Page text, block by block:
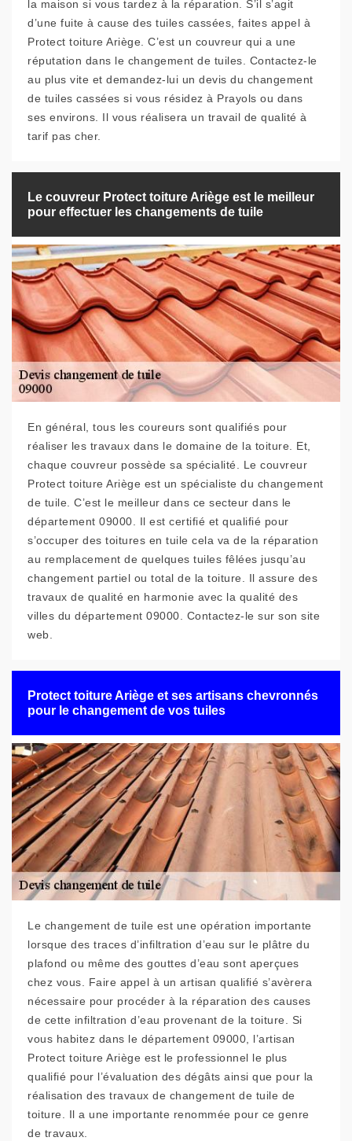
la maison si vous tardez à la réparation. S’il s’agit
d’une fuite à cause des tuiles cassées, faites appel à
Protect toiture Ariège. C’est un couvreur qui a une
réputation dans le changement de tuiles. Contactez-le
au plus vite et demandez-lui un devis du changement
de tuiles cassées si vous résidez à Prayols ou dans
ses environs. Il vous réalisera un travail de qualité à
tarif pas cher.
Le couvreur Protect toiture Ariège est le meilleur
pour effectuer les changements de tuile
En général, tous les coureurs sont qualifiés pour
réaliser les travaux dans le domaine de la toiture. Et,
chaque couvreur possède sa spécialité. Le couvreur
Protect toiture Ariège est un spécialiste du changement
de tuile. C’est le meilleur dans ce secteur dans le
département 09000. Il est certifié et qualifié pour
s’occuper des toitures en tuile cela va de la réparation
au remplacement de quelques tuiles fêlées jusqu’au
changement partiel ou total de la toiture. Il assure des
travaux de qualité en harmonie avec la qualité des
villes du département 09000. Contactez-le sur son site
web.
Protect toiture Ariège et ses artisans chevronnés
pour le changement de vos tuiles
Le changement de tuile est une opération importante
lorsque des traces d’infiltration d’eau sur le plâtre du
plafond ou même des gouttes d’eau sont aperçues
chez vous. Faire appel à un artisan qualifié s’avèrera
nécessaire pour procéder à la réparation des causes
de cette infiltration d’eau provenant de la toiture. Si
vous habitez dans le département 09000, l’artisan
Protect toiture Ariège est le professionnel le plus
qualifié pour l’évaluation des dégâts ainsi que pour la
réalisation des travaux de changement de tuile de
toiture. Il a une importante renommée pour ce genre
de travaux.